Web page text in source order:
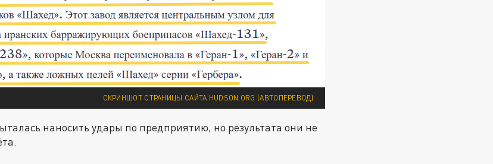
СКРИНШОТ СТРАНИЦЫ САЙТА HUDSON.ORG (АВТОПЕРЕВОД)
наносить удары по предприятию, но результата они не